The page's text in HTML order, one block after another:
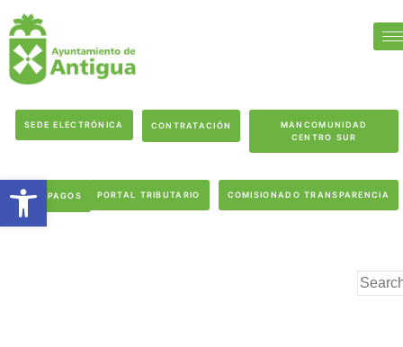
SEDE ELECTRÓNICA CONTRATACIÓN
MANCOMUNIDAD
CENTRO SUR
PAGOS PORTAL TRIBUTARIO COMISIONADO TRANSPARENCIA
Abrir barra de herramientas